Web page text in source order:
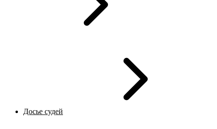
Досье судей